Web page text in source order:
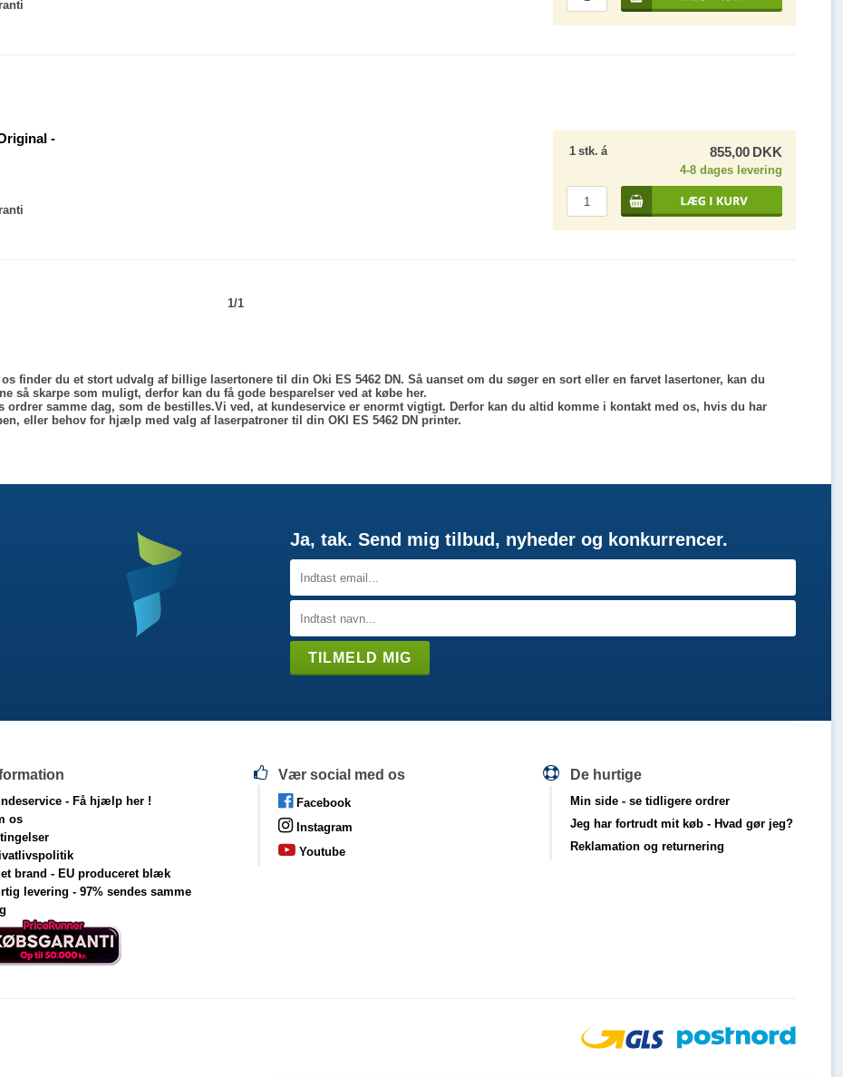
-
1 stk. á 855,00 DKK
4-8 dages levering
1/1
finder du et stort udvalg af billige lasertonere til din Oki ES 5462 DN. Så uanset om du søger en sort eller en farvet lasertoner, kan du
så skarpe som muligt, derfor kan du få gode besparelser ved at købe her.
ordrer samme dag, som de bestilles.Vi ved, at kundeservice er enormt vigtigt. Derfor kan du altid komme i kontakt med os, hvis du har
eller behov for hjælp med valg af laserpatroner til din OKI ES 5462 DN printer.
Ja, tak. Send mig tilbud, nyheder og konkurrencer.
- Få hjælp her !
os
brand - EU produceret blæk
levering - 97% sendes samme
Vær social med os
Facebook
Instagram
Youtube
De hurtige
Min side - se tidligere ordrer
Jeg har fortrudt mit køb - Hvad gør jeg?
Reklamation og returnering